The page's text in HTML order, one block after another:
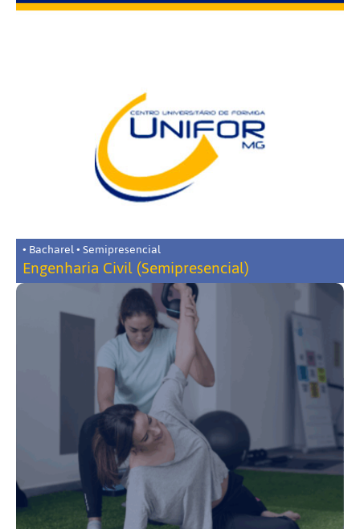
• Bacharel • Semipresencial
Engenharia Civil (Semipresencial)